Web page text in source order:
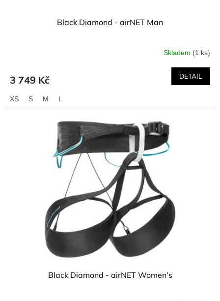
Black Diamond - airNET Man
Skladem (1 ks)
3 749 Kč DETAIL
XS S M L
Black Diamond - airNET Women's